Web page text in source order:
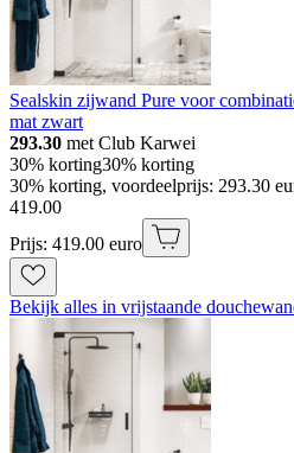
Sealskin zijwand Pure voor
mat zwart
293.30 met Club Karwei
30% korting30% korting
30% korting, voordeelprijs: 293.30
419.00
Prijs: 419.00 euro
Bekijk alles in vrijstaande